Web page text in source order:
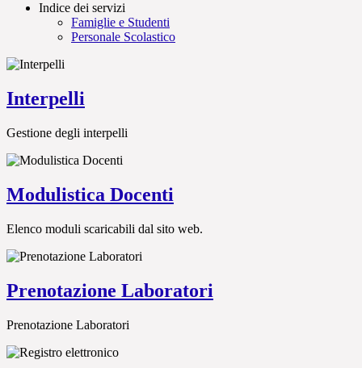
Indice dei servizi
Famiglie e Studenti
Personale Scolastico
Interpelli
Gestione degli interpelli
Modulistica Docenti
Elenco moduli scaricabili dal sito web.
Prenotazione Laboratori
Prenotazione Laboratori